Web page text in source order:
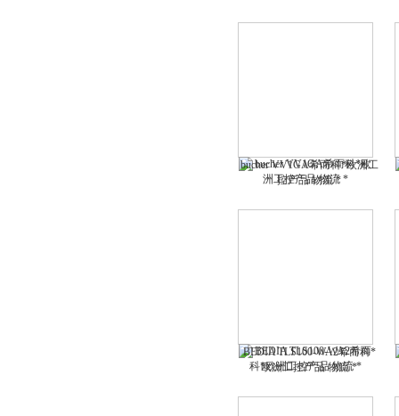
bucher VV1GA希而科*欧洲工
控产品 物流 *
BEDIA TLS100-WA2希而科*
欧洲工控产品 物流 *